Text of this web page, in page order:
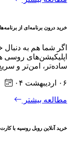
خرید درون برنامه‌ای از
اگر شما هم به
اپلیکیشن‌های روسی
ساده‌تر، امن‌تر و
۰۶ اردیبهشت ۰۴
مطالعه بیشتر
خرید آنلاین روبل روسیه با